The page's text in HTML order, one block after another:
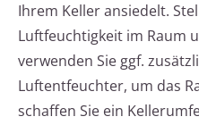
Ihrem Keller ansiedelt.
Luftfeuchtigkeit im Raum
verwenden Sie ggf.
Luftentfeuchter, um das
schaffen Sie ein